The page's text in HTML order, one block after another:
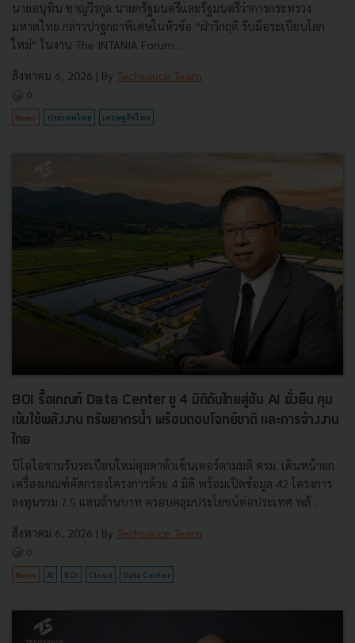
นายอนุทิน ชาญวีรกูล นายกรัฐมนตรีและรัฐมนตรีว่าการกระทรวง
มหาดไทย กล่าวปาฐกถาพิเศษในหัวข้อ “ฝ่าวิกฤติ รับมือระเบียบโลก
ใหม่” ในงาน The INTANIA Forum...
สิงหาคม 6, 2026 | By Techsauce Team
0
News ประเทศไทย เศรษฐกิจไทย
BOI รื้อเกณฑ์ Data Center ชู 4 มิติดันไทยสู่ฮับ AI ยั่งยืน คุม
เข้มใช้พลังงาน ทรัพยากรน้ำ พร้อมตอบโจทย์ชาติ และการจ้างงาน
ไทย
บีโอไอขานรับระเบียบใหม่คุมดาต้าเซ็นเตอร์ตามมติ ครม. เดินหน้ายก
เครื่องเกณฑ์คัดกรองโครงการด้วย 4 มิติ พร้อมเปิดข้อมูล 42 โครงการ
ลงทุนรวม 7.5 แสนล้านบาท ครอบคลุมประโยชน์ต่อประเทศ พลั...
สิงหาคม 6, 2026 | By Techsauce Team
0
News AI BOI Cloud Data Center